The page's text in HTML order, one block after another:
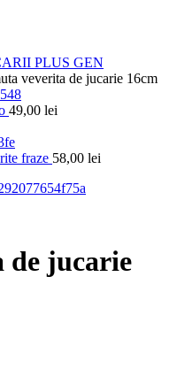
PLUS GEN
veverita de jucarie 16cm
49,00 lei
fraze 58,00 lei
de jucarie